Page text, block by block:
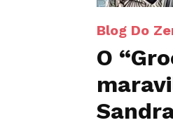
Blog Do
O